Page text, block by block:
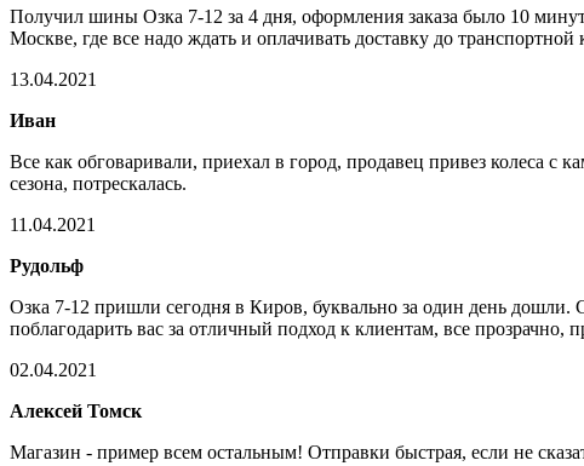
Получил шины Озка 7-12 за 4 дня, оформления заказа было 10
Москве, где все надо ждать и оплачивать доставку до
13.04.2021
Иван
Все как обговаривали, приехал в город, продавец привез колеса
сезона, потрескалась.
11.04.2021
Рудольф
Озка 7-12 пришли сегодня в Киров, буквально за один день дошли.
поблагодарить вас за отличный подход к клиентам, все прозрачно,
02.04.2021
Алексей Томск
Магазин - пример всем остальным! Отправки быстрая, если не